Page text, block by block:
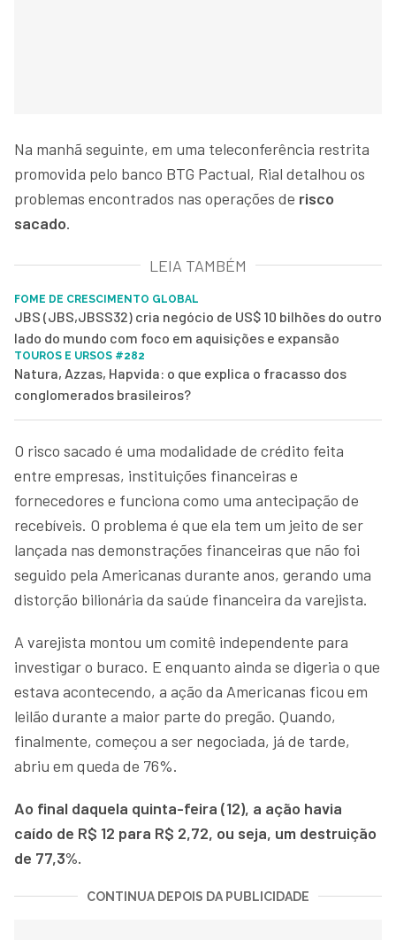
Na manhã seguinte, em uma teleconferência restrita
promovida pelo banco BTG Pactual, Rial detalhou os
problemas encontrados nas operações de risco
sacado.
LEIA TAMBÉM
FOME DE CRESCIMENTO GLOBAL
JBS (JBS,JBSS32) cria negócio de US$ 10 bilhões do outro
lado do mundo com foco em aquisições e expansão
TOUROS E URSOS #282
Natura, Azzas, Hapvida: o que explica o fracasso dos
conglomerados brasileiros?
O risco sacado é uma modalidade de crédito feita
entre empresas, instituições financeiras e
fornecedores e funciona como uma antecipação de
recebíveis. O problema é que ela tem um jeito de ser
lançada nas demonstrações financeiras que não foi
seguido pela Americanas durante anos, gerando uma
distorção bilionária da saúde financeira da varejista.
A varejista montou um comitê independente para
investigar o buraco. E enquanto ainda se digeria o que
estava acontecendo, a ação da Americanas ficou em
leilão durante a maior parte do pregão. Quando,
finalmente, começou a ser negociada, já de tarde,
abriu em queda de 76%.
Ao final daquela quinta-feira (12), a ação havia
caído de R$ 12 para R$ 2,72, ou seja, um destruição
de 77,3%.
CONTINUA DEPOIS DA PUBLICIDADE